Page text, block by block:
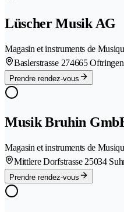
Lüscher Musik AG
Magasin et instruments de
Baslerstrasse 274665 Oftringen
Prendre rendez-vous
Musik Bruhin
Magasin et instruments de
Mittlere Dorfstrasse 25034
Prendre rendez-vous